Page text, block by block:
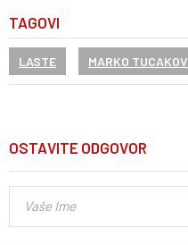
TAGOVI
LASTE MARKO TUCAKOV
OSTAVITE ODGOVOR